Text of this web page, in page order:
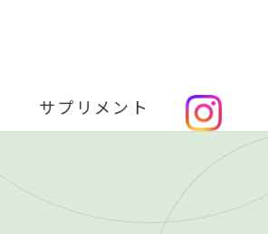
サプリメント